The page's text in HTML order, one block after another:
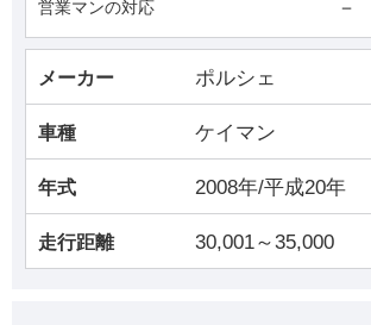
営業マンの対応 －
メーカー ポルシェ
車種 ケイマン
年式 2008年/平成20年
走行距離 30,001～35,000